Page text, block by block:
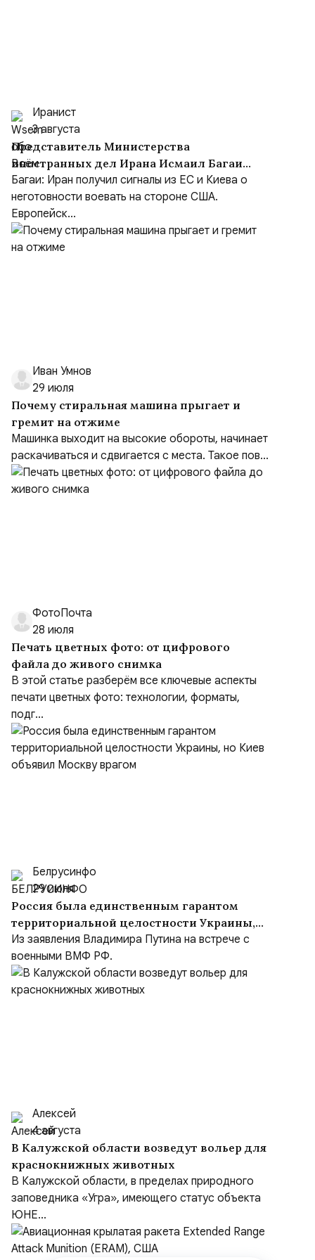
Иранист
3 августа
Представитель Министерства
иностранных дел Ирана Исмаил Багаи
выступил с заявлением
Багаи: Иран получил сигналы из ЕС и Киева о
неготовности воевать на стороне США.
Европейск...
Иван Умнов
29 июля
Почему стиральная машина прыгает и
гремит на отжиме
Машинка выходит на высокие обороты, начинает
раскачиваться и сдвигается с места. Такое пов...
ФотоПочта
28 июля
Печать цветных фото: от цифрового
файла до живого снимка
В этой статье разберём все ключевые аспекты
печати цветных фото: технологии, форматы,
подг...
Белрусинфо
29 июля
Россия была единственным гарантом
территориальной целостности Украины,
но Киев объявил Москву врагом
Из заявления Владимира Путина на встрече с
военными ВМФ РФ.
Алексей
4 августа
В Калужской области возведут вольер для
краснокнижных животных
В Калужской области, в пределах природного
заповедника «Угра», имеющего статус объекта
ЮНЕ...